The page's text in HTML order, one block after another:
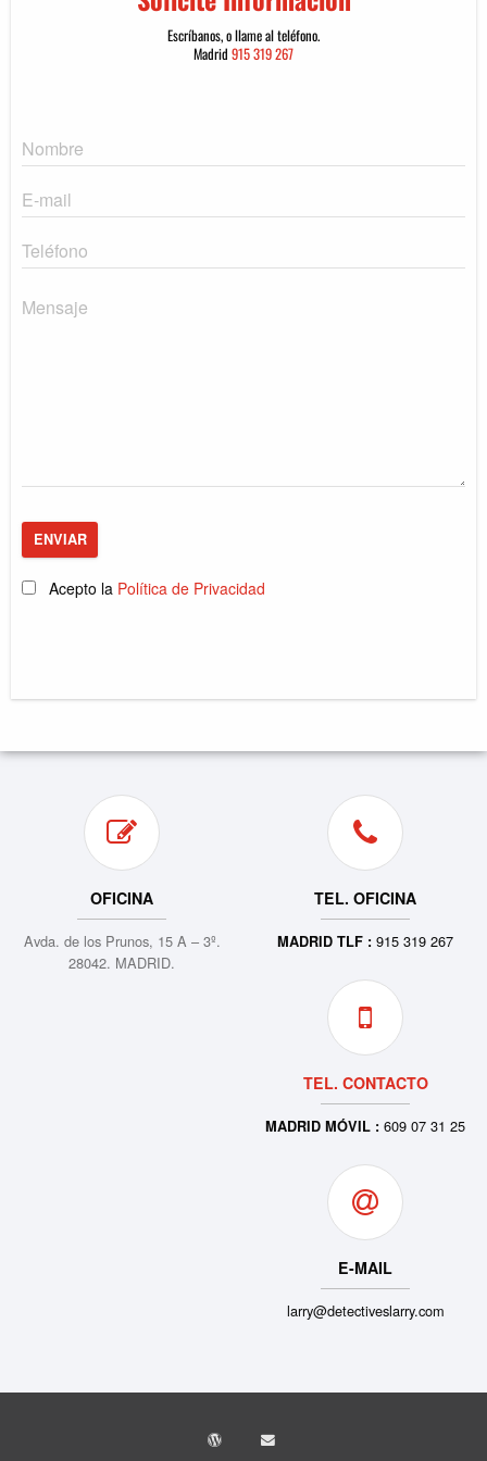
Escríbanos, o llame al teléfono.
Madrid 915 319 267
ENVIAR
Acepto la Política de Privacidad
OFICINA
Avda. de los Prunos, 15 A – 3º.
28042. MADRID.
TEL. OFICINA
MADRID TLF : 915 319 267
TEL. CONTACTO
MADRID MÓVIL : 609 07 31 25
E-MAIL
larry@detectiveslarry.com